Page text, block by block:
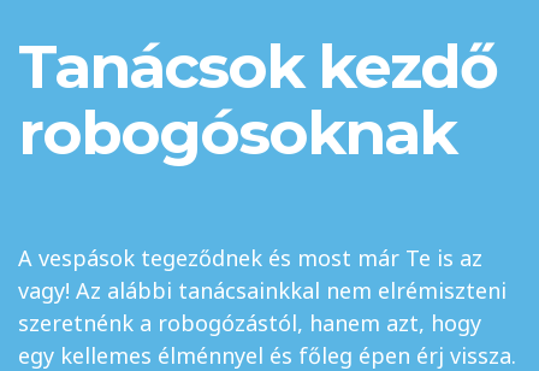
Tanácsok kezdő
robogósoknak
A vespások tegeződnek és most már Te is az
vagy! Az alábbi tanácsainkkal nem elrémiszteni
szeretnénk a robogózástól, hanem azt, hogy
egy kellemes élménnyel és főleg épen érj vissza.